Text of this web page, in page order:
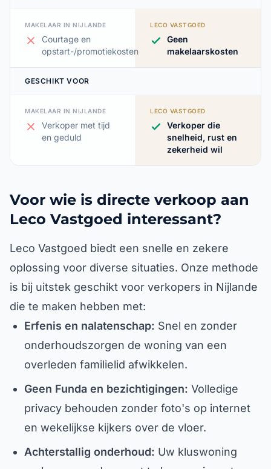
MAKELAAR IN NIJLANDE
Courtage en
opstart-/promotiekosten
LECO VASTGOED
Geen
makelaarskosten
GESCHIKT VOOR
MAKELAAR IN NIJLANDE
Verkoper met tijd
en geduld
LECO VASTGOED
Verkoper die
snelheid, rust en
zekerheid wil
Voor wie is directe verkoop aan
Leco Vastgoed interessant?
Leco Vastgoed biedt een snelle en zekere
oplossing voor diverse situaties. Onze methode
is bij uitstek geschikt voor verkopers in Nijlande
die te maken hebben met:
Erfenis en nalatenschap: Snel en zonder
onderhoudszorgen de woning van een
overleden familielid afwikkelen.
Geen Funda en bezichtigingen: Volledige
privacy behouden zonder foto's op internet
en wekelijkse kijkers over de vloer.
Achterstallig onderhoud: Uw kluswoning